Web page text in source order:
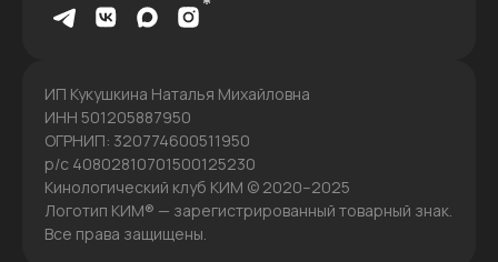
ИП Кукушкина Наталья Михайловна
ИНН 501205887950
ОГРНИП: 320774600511950
р/с 40802810701500125230
Кинологический клуб КИМ © 2020–2025
Логотип КИМ® — зарегистрированный товарный знак.
Все права защищены.